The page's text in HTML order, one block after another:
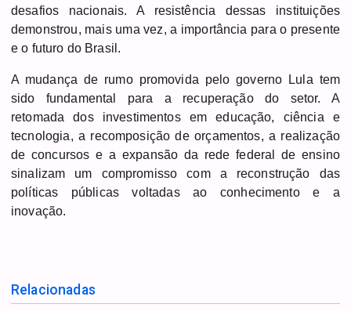
desafios nacionais. A resistência dessas instituições
demonstrou, mais uma vez, a importância para o presente
e o futuro do Brasil.
A mudança de rumo promovida pelo governo Lula tem
sido fundamental para a recuperação do setor. A
retomada dos investimentos em educação, ciência e
tecnologia, a recomposição de orçamentos, a realização
de concursos e a expansão da rede federal de ensino
sinalizam um compromisso com a reconstrução das
políticas públicas voltadas ao conhecimento e a
inovação.
Relacionadas